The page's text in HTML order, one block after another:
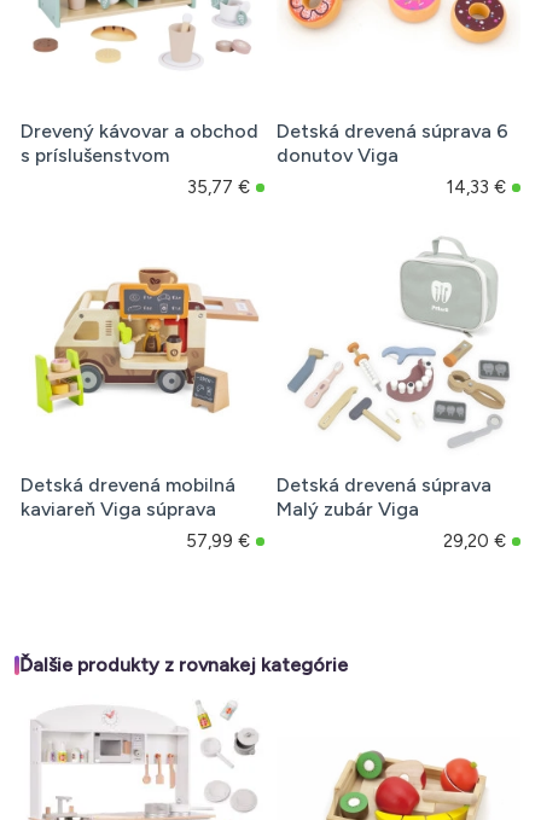
Drevený kávovar a obchod
s príslušenstvom
35,77 €
Detská drevená súprava 6
donutov Viga
14,33 €
Detská drevená mobilná
kaviareň Viga súprava
57,99 €
Detská drevená súprava
Malý zubár Viga
29,20 €
Ďalšie produkty z rovnakej kategórie